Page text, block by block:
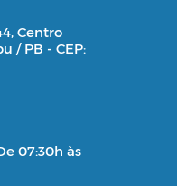
Centro
/ PB - CEP:
07:30h às